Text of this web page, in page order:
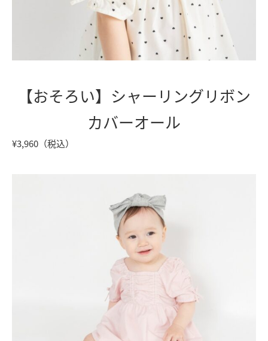
【おそろい】シャーリングリボン
カバーオール
¥3,960（税込）